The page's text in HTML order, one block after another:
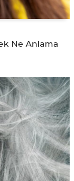
Ne Anlama